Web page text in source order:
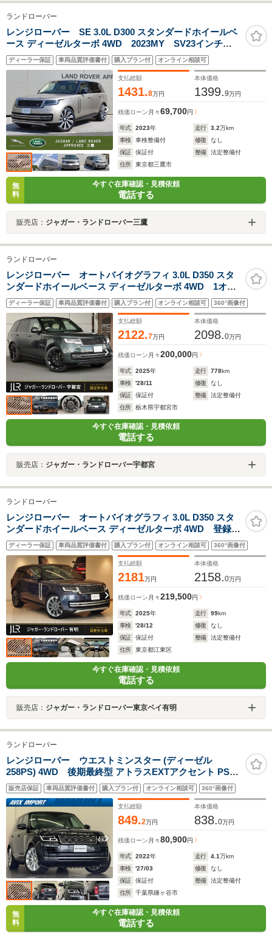
ランドローバー
レンジローバー SE 3.0L D300 スタンダードホイールベ
ース ディーゼルターボ 4WD 2023MY SV23インチ
AW SV Bespokeウッド&レザーステアリング スライ
ディングパノラミックルーフ ナチュラルエクリュウ
ォールナットパネル 前後ヒーター&クーラーシート フ
ロントマッサージシート
ディーラー保証 車両品質評価書付 購入プラン付 オンライン相談可
支払総額
1431.8万円
本体価格
1399.9万円
残価ローン 月々69,700円
年式 2023年 走行 3.2万km
車検
車検整備付 修復
なし
保証
保証付 整備
法定整備付
住所
東京都三鷹市
無
料
今すぐ在庫確認・見積依頼
電話する
販売店： ジャガー・ランドローバー三鷹
ランドローバー
レンジローバー オートバイオグラフィ 3.0L D350 スタ
ンダードホイールベース ディーゼルターボ 4WD 1オー
ナー 電動サイドステップ スライディングパノラミックル
ーフ 23インチAW オールホイールステアリング ヒーター
&クーラーシート(フロント&リア) フロントマッサージシ
ート MERIDIANシグネチャーサウンド
ディーラー保証 車両品質評価書付 購入プラン付 オンライン相談可 360°画像付
支払総額
2122.7万円
本体価格
2098.0万円
残価ローン 月々200,000円
年式 2025年 走行 778km
車検
'28/11 修復
なし
保証
保証付 整備
法定整備付
住所
栃木県宇都宮市
今すぐ在庫確認・見積依頼
電話する
販売店： ジャガー・ランドローバー宇都宮
ランドローバー
レンジローバー オートバイオグラフィ 3.0L D350 スタ
ンダードホイールベース ディーゼルターボ 4WD 登録済
未使用車 白革 サンルーフ シートHC ヘッドアップディス
プレイ 23インチアルミホイール テールゲートイベントス
イート シートマッサージ MERIDIANシグネチャー ハンズ
フリーパワーテールゲート
ディーラー保証 車両品質評価書付 購入プラン付 オンライン相談可 360°画像付
支払総額
2181万円
本体価格
2158.0万円
残価ローン 月々219,500円
年式 2025年 走行 99km
車検
'28/12 修復
なし
保証
保証付 整備
法定整備付
住所
東京都江東区
今すぐ在庫確認・見積依頼
電話する
販売店： ジャガー・ランドローバー東京ベイ有明
ランドローバー
レンジローバー ウエストミンスター (ディーゼル
258PS) 4WD 後期最終型 アトラスEXTアクセント PSR
白革 Sヒーター&クーラー 4ゾーンAC 純正ナビ
MERIDIAN 全周C&PAS ドライバーアシストP ハンズフ
リーRゲート マトリックスLED Sクローズドア キーレスE
純正22AW 禁煙
販売店保証 車両品質評価書付 購入プラン付 オンライン相談可 360°画像付
支払総額
849.2万円
本体価格
838.0万円
残価ローン 月々80,900円
年式 2022年 走行 4.1万km
車検
'27/03 修復
なし
保証
保証付 整備
法定整備付
住所
千葉県鎌ヶ谷市
無
料
今すぐ在庫確認・見積依頼
電話する